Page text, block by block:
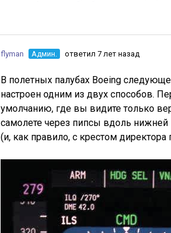
flyman Админ. ответил 7 лет назад
В полетных палубах Boeing
настроен одним из двух способов.
умолчанию, где вы видите только
самолете через пипсы вдоль
(и, как правило, с крестом директора